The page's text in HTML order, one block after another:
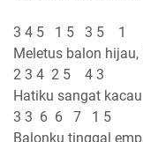
3 4 5 1 5 3 5 1
Meletus balon hijau,
2 3 4 2 5 4 3
Hatiku sangat kacau
3 3 6 6 7 1 5
Balonku tinggal